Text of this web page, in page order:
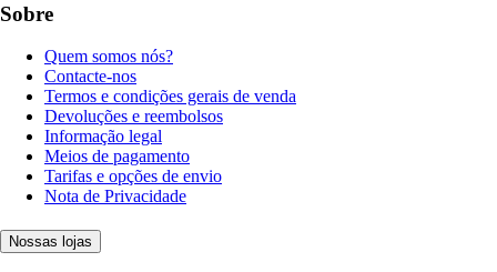
Sobre
Quem somos nós?
Contacte-nos
Termos e condições gerais de venda
Devoluções e reembolsos
Informação legal
Meios de pagamento
Tarifas e opções de envio
Nota de Privacidade
Nossas lojas